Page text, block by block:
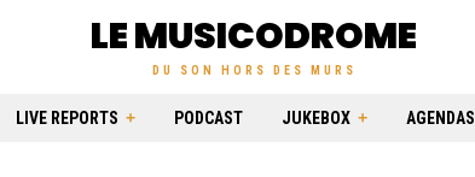
LE MUSICODROME
DU SON HORS DES MURS
LIVE REPORTS PODCAST JUKEBOX AGENDAS